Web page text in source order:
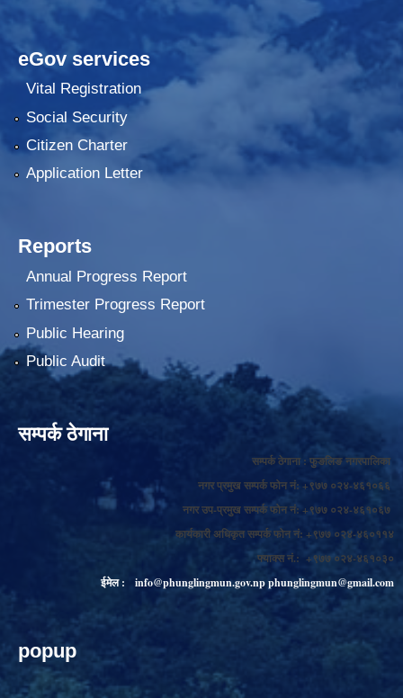
eGov services
Vital Registration
Social Security
Citizen Charter
Application Letter
Reports
Annual Progress Report
Trimester Progress Report
Public Hearing
Public Audit
सम्पर्क ठेगाना
सम्पर्क ठेगाना : फुङलिङ नगरपालिका
नगर प्रमुख सम्पर्क फोन नं: +९७७ ०२४-४६१०६६
नगर उप-प्रमुख सम्पर्क फोन नं: +९७७ ०२४-४६१०६७
कार्यकारी अधिकृत सम्पर्क फोन नं: +९७७ ०२४-४६०११४
फ्याक्स नं.: +९७७ ०२४-४६१०३०
ईमेल :
info@phunglingmun.gov.npphunglingmun@gmail.com
popup